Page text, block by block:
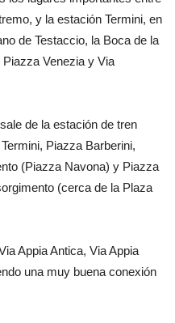
y la estación Termini, en
de Testaccio, la Boca de la
Piazza Venezia y Via
de la estación de tren
Piazza Barberini,
(Piazza Navona) y Piazza
(cerca de la Plaza
Appia Antica, Via Appia
una muy buena conexión